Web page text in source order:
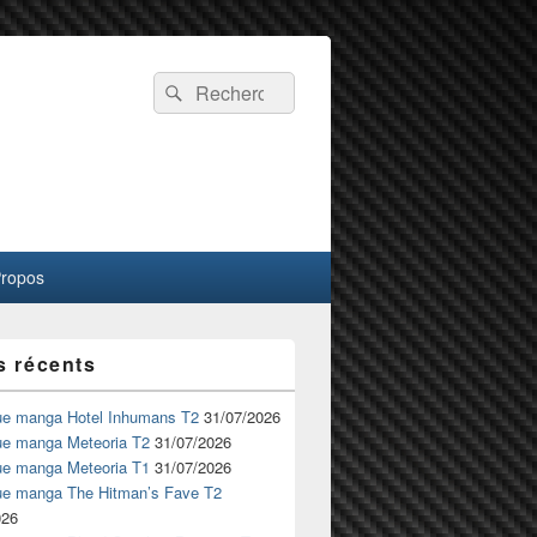
Recherche :
Rechercher
récents
manga Hotel Inhumans T2 31/07/2026
manga Meteoria T2 31/07/2026
manga Meteoria T1 31/07/2026
manga The Hitman’s Fave T2